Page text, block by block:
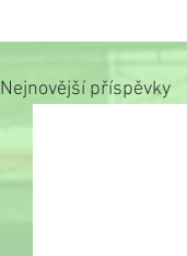
Nejnovější příspěvky